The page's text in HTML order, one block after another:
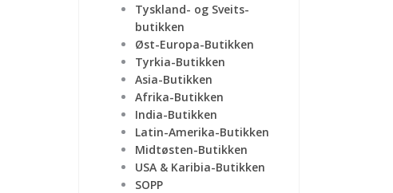
Tyskland- og Sveits-
butikken
Øst-Europa-Butikken
Tyrkia-Butikken
Asia-Butikken
Afrika-Butikken
India-Butikken
Latin-Amerika-Butikken
Midtøsten-Butikken
USA & Karibia-Butikken
SOPP